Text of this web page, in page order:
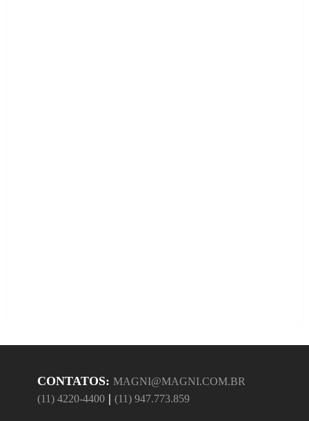
CONTATOS: MAGNI@MAGNI.COM.BR
(11) 4220-4400| (11) 947.773.859